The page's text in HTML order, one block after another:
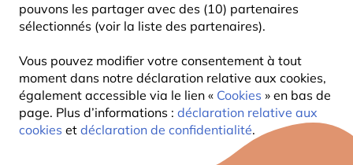
pouvons les partager avec des (10) partenaires
sélectionnés (voir la liste des partenaires).
Vous pouvez modifier votre consentement à tout
moment dans notre déclaration relative aux cookies,
également accessible via le lien « Cookies » en bas de
page. Plus d’informations : déclaration relative aux
cookies et déclaration de confidentialité.